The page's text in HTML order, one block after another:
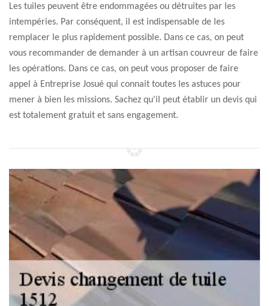
Les tuiles peuvent être endommagées ou détruites par les
intempéries. Par conséquent, il est indispensable de les
remplacer le plus rapidement possible. Dans ce cas, on peut
vous recommander de demander à un artisan couvreur de faire
les opérations. Dans ce cas, on peut vous proposer de faire
appel à Entreprise Josué qui connait toutes les astuces pour
mener à bien les missions. Sachez qu'il peut établir un devis qui
est totalement gratuit et sans engagement.